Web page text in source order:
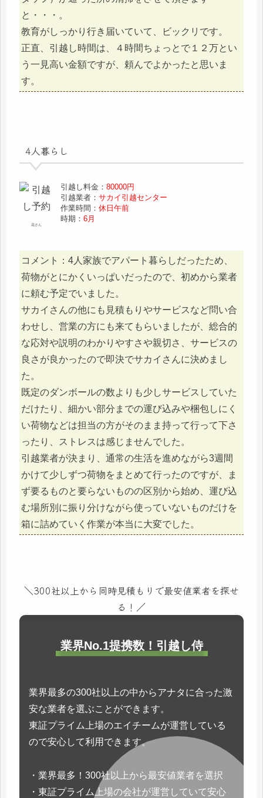
と・・・。
教育がしっかり行き届いていて、ビックリです。
正直、引越し時間は、４時間ちょっとで１２万とい
う一見高い金額ですが、頼んでよかったと思いま
す。
4人暮らし
花さん
引越し料金：80000円
引越業者：サカイ引越センター
作業時間：休日午前
時期：6月
コメント：4人家族でアパート暮らしだったため、
荷物がとにかくいっぱいだったので、初めから業者
に頼む予定でいました。
サカイさんの他にも見積もりやサービスなど問い合
わせし、営業の方にも来てもらいましたが、総合的
な応対や説明のわかりやすさや親切さ、サービスの
良さが良かったので即決でサカイさんに決めまし
た。
既定のダンボールの数よりも少しサービスしていた
だけたり、細かい部分までの運び込みや梱包しにく
い荷物などは担当の方がそのまま持って行って下さ
ったり、ストレスは感じませんでした。
引越業者が決まり、通常の生活を進めながら3週間
かけて少しずつ荷物をまとめて行ったのですが、ま
ず要るものと要らないものの区別から始め、運び込
む場所別に振り分けながら使っていないものだけを
箱に詰めていく作業が本当に大変でした。
＼300社以上から同時見積もりで最安値業者を探せ
る！／
業界No.1提携数！引越し侍
業界最多の300社以上の中からアナタに合った激
安な業者を選ぶことができます。
東証プライム上場のエイチームが運営している
ので安心して利用できます。
・業界最多！300社以上から最安値業者を選択
・東証プライム上場の会社が運営していて安心